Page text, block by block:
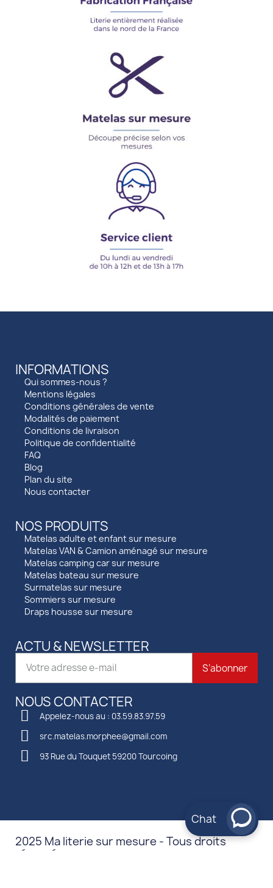
INFORMATIONS
Qui sommes-nous ?
Mentions légales
Conditions générales de vente
Modalités de paiement
Conditions de livraison
Politique de confidentialité
FAQ
Blog
Plan du site
Nous contacter
NOS PRODUITS
Matelas adulte et enfant sur mesure
Matelas VAN & Camion aménagé sur mesure
Matelas camping car sur mesure
Matelas bateau sur mesure
Surmatelas sur mesure
Sommiers sur mesure
Draps housse sur mesure
ACTU & NEWSLETTER
S’abonner
NOUS CONTACTER
Appelez-nous au : 03.59.83.97.59
src.matelas.morphee@gmail.com
93 Rue du Touquet 59200 Tourcoing
2025 Ma literie sur mesure - Tous droits
réservés
Chat